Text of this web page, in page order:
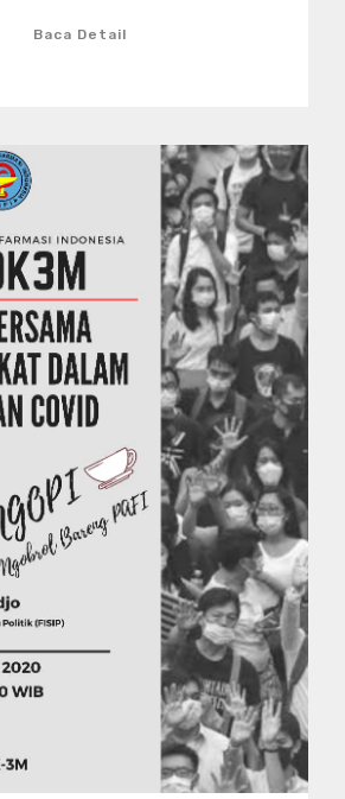
Baca Detail